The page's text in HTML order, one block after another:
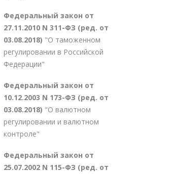
Федеральный закон от
27.11.2010 N 311-ФЗ (ред. от
03.08.2018) "О таможенном
регулировании в Российской
Федерации"
Федеральный закон от
10.12.2003 N 173-ФЗ (ред. от
03.08.2018) "О валютном
регулировании и валютном
контроле"
Федеральный закон от
25.07.2002 N 115-ФЗ (ред. от